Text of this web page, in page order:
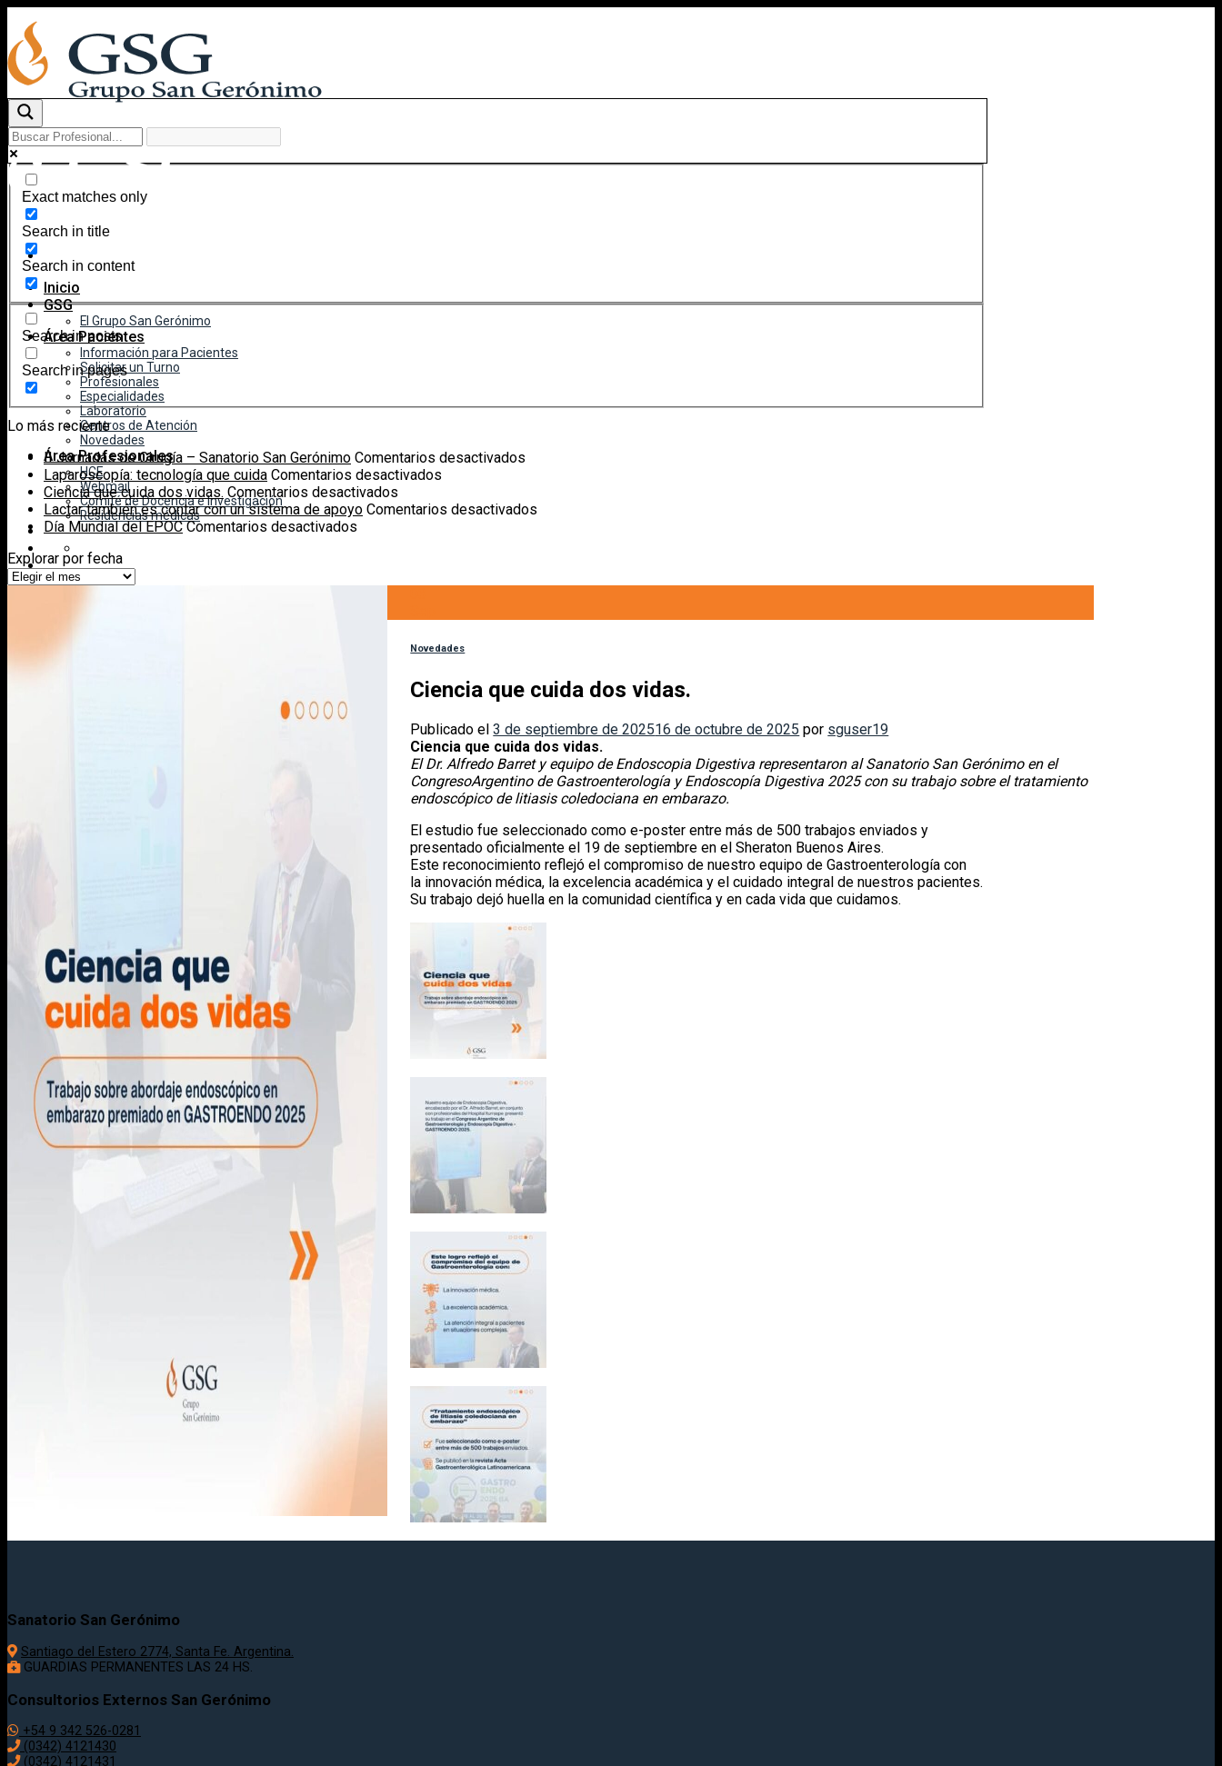
content
Inicio
GSG
El Grupo San Gerónimo
Área Pacientes
Información para Pacientes
Solicitar un Turno
Profesionales
Especialidades
Laboratorio
Centros de Atención
Novedades
Área Profesionales
HCE
Webmail
Comité de Docencia e Investigación
Residencias médicas
Exact matches only
Search in title
Search in content
Search in posts
Search in pages
Lo más reciente
II Jornadas de Cirugía – Sanatorio San Gerónimo Comentarios desactivados
de
Laparoscopía: tecnología que cuida Comentarios desactivados
tecnología
Ciencia que cuida dos vidas. Comentarios desactivados
Ciencia
Lactar también es contar con un sistema de apoyo Comentarios desactivados
Día Mundial del EPOC Comentarios desactivados
Explorar por fecha
Explorar
Novedades
Ciencia que cuida dos vidas.
Publicado el3 de septiembre de 202516 de octubre de 2025 por sguser19
Ciencia que cuida dos vidas.
El Dr. Alfredo Barret y equipo de Endoscopia Digestiva representaron al Sanatorio San Gerónimo en el
CongresoArgentino de Gastroenterología y Endoscopía Digestiva 2025 con su trabajo sobre el tratamiento
endoscópico de litiasis coledociana en embarazo.
El estudio fue seleccionado como e-poster entre más de 500 trabajos enviados y
presentado oficialmente el 19 de septiembre en el Sheraton Buenos Aires.
Este reconocimiento reflejó el compromiso de nuestro equipo de Gastroenterología con
la innovación médica, la excelencia académica y el cuidado integral de nuestros pacientes.
Su trabajo dejó huella en la comunidad científica y en cada vida que cuidamos.
Sanatorio San Gerónimo
Santiago del Estero 2774, Santa Fe. Argentina.
GUARDIAS PERMANENTES LAS 24 HS.
Consultorios Externos San Gerónimo
+54 9 342 526-0281
(0342) 4121430
(0342) 4121431